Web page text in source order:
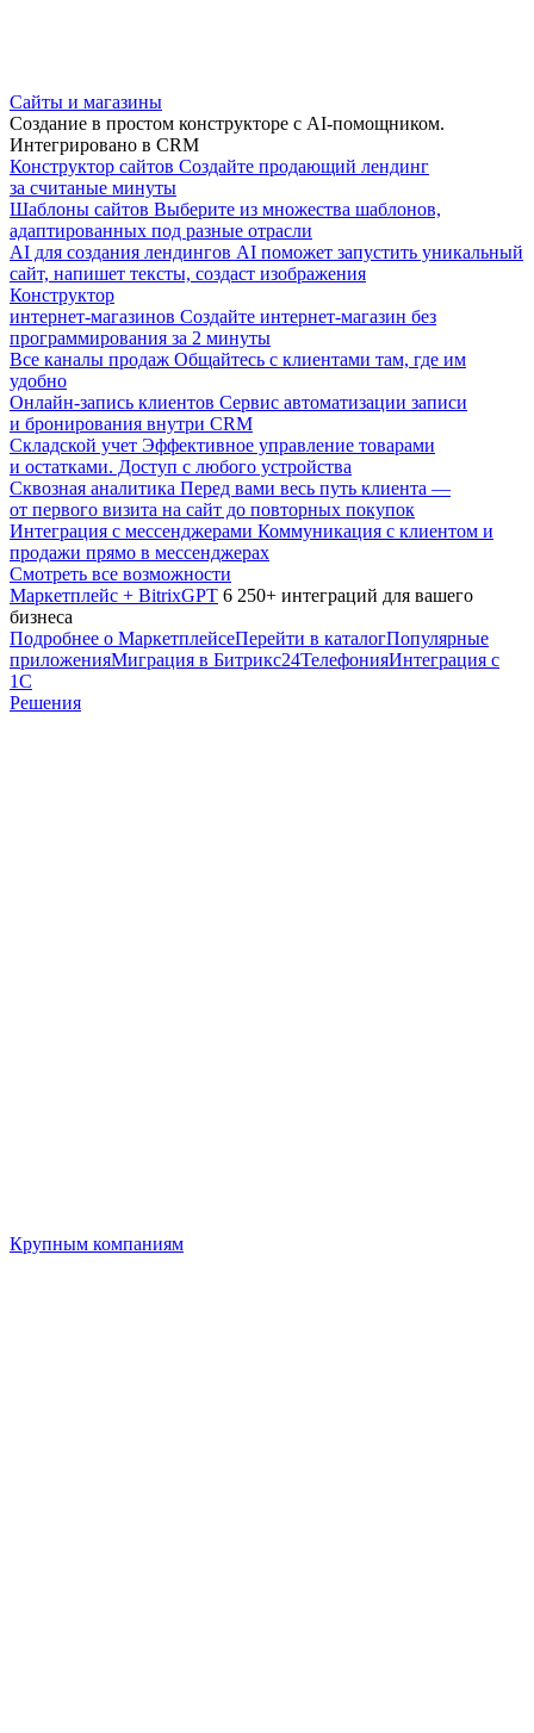
Сайты и магазины
Создание в простом конструкторе с AI-помощником.
Интегрировано в CRM
Конструктор сайтов Создайте продающий лендинг
за считаные минуты
Шаблоны сайтов Выберите из множества шаблонов,
адаптированных под разные отрасли
AI для создания лендингов AI поможет запустить уникальный
сайт, напишет тексты, создаст изображения
Конструктор
интернет-магазинов Создайте интернет-магазин без
программирования за 2 минуты
Все каналы продаж Общайтесь с клиентами там, где им
удобно
Онлайн-запись клиентов Сервис автоматизации записи
и бронирования внутри CRM
Складской учет Эффективное управление товарами
и остатками. Доступ с любого устройства
Сквозная аналитика Перед вами весь путь клиента —
от первого визита на сайт до повторных покупок
Интеграция с мессенджерами Коммуникация с клиентом и
продажи прямо в мессенджерах
Смотреть все возможности
Маркетплейс + BitrixGPT 6 250+ интеграций для вашего
бизнеса
Подробнее о МаркетплейсеПерейти в каталогПопулярные
приложенияМиграция в Битрикс24ТелефонияИнтеграция с
1С
Решения
Крупным компаниям